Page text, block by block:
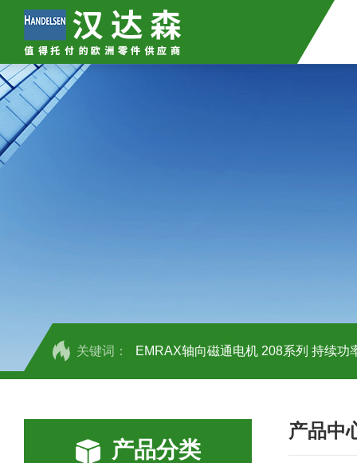
关键词： EMRAX轴向磁通电机 208系列 持续功
OEMER三相同步电机MTES 132SB/2
产品分类
产品中